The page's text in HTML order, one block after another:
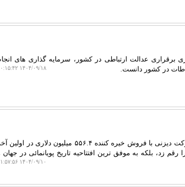
برقراری عدالت ارتباطی در کشور، سرمایه گذاری های
در کشور دانست.
۱۴۰۴/۰۹/۱۸ ۱۰:۱۵:۴۲
لیمو بلاگ: لیمو بلاگ: پویانمائی «زوتوپیا ۲» محصول شرکت دیزنی با فروش خیره کننده ۵۵۶.۴ میلیون دلاری در اولین
نه فقط بزرگ ترین افتتاحیه جهانی سال ۲۰۲۵ را رقم زد، بلکه به موفق ترین افتتاحیه تاریخ پویانمائی در
۱۴۰۴/۰۹/۱۰ ۱۱:۵۷:۵۶